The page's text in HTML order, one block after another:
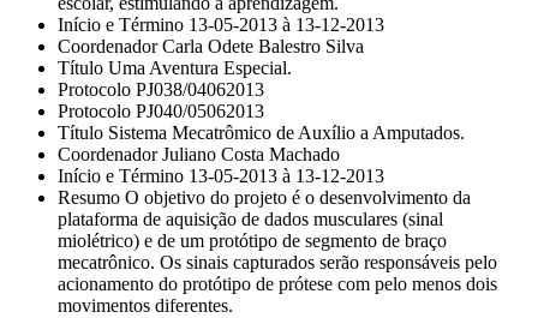
Início e Término 13-05-2013 à 13-12-2013
Coordenador Carla Odete Balestro Silva
Título Uma Aventura Especial.
Protocolo PJ038/04062013
Protocolo PJ040/05062013
Título Sistema Mecatrômico de Auxílio a Amputados.
Coordenador Juliano Costa Machado
Início e Término 13-05-2013 à 13-12-2013
Resumo O objetivo do projeto é o desenvolvimento da
plataforma de aquisição de dados musculares (sinal
miolétrico) e de um protótipo de segmento de braço
mecatrônico. Os sinais capturados serão responsáveis pelo
acionamento do protótipo de prótese com pelo menos dois
movimentos diferentes.